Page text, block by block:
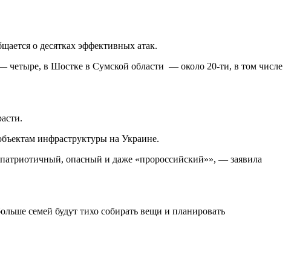
о десятках эффективных атак.
четыре, в Шостке в Сумской области — около 20-ти, в том числе
инфраструктуры на Украине.
опасный и даже «пророссийский»», — заявила
семей будут тихо собирать вещи и планировать